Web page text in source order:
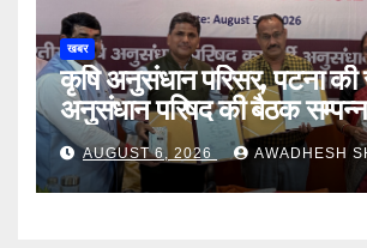
खबर
कृषि अनुसंधान परिसर, पटना
अनुसंधान परिषद की बैठक सम्पन्न
AUGUST 6, 2026 AWADHESH